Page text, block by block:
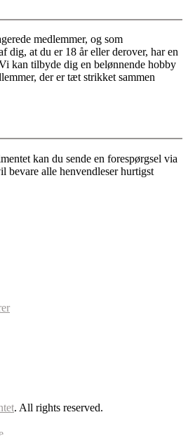
medlemmer, og som
dig, at du er 18 år eller derover, har en
kan tilbyde dig en belønnende hobby
der er tæt strikket sammen
kan du sende en forespørgsel via
bevare alle henvendleser hurtigst
. All rights reserved.